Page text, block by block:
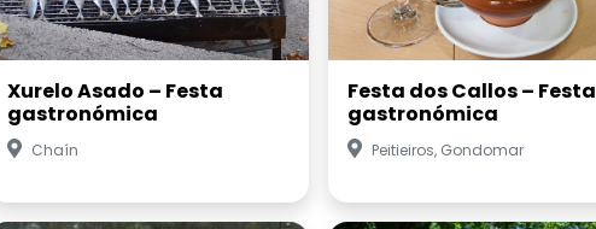
Xurelo Asado – Festa
gastronómica
Chaín
Festa dos Callos – Festa
gastronómica
Peitieiros, Gondomar